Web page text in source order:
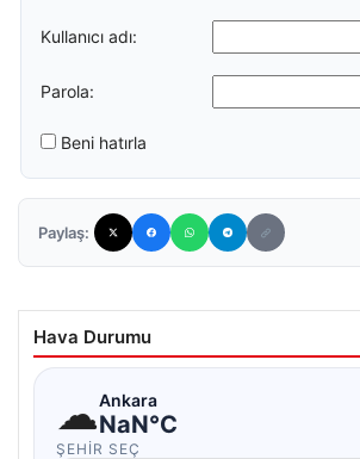
Kullanıcı adı:
Parola:
Beni hatırla
Paylaş:
Hava Durumu
☁Ankara
NaN°C
ŞEHIR SEÇ